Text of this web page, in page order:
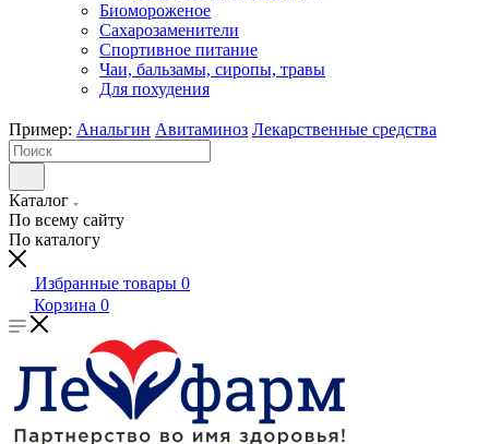
Биомороженое
Сахарозаменители
Спортивное питание
Чаи, бальзамы, сиропы, травы
Для похудения
Пример: Анальгин Авитаминоз Лекарственные средства
Каталог
По всему сайту
По каталогу
Избранные товары 0
Корзина 0